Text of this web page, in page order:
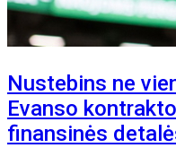
Nustebins ne
Evanso
finansinės